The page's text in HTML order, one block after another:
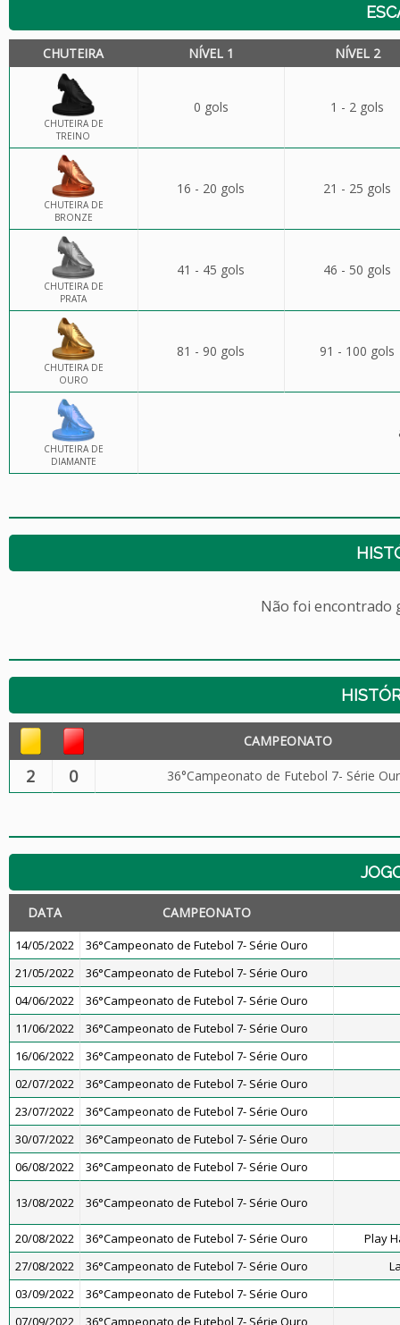
CHUTEIRA NÍVEL 1 NÍVEL 2
CHUTEIRA DE
TREINO
0 gols 1 - 2 gols
CHUTEIRA DE
BRONZE
16 - 20 gols 21 - 25 gols
CHUTEIRA DE
PRATA
41 - 45 gols 46 - 50 gols
CHUTEIRA DE
OURO
81 - 90 gols 91 - 100 gols
CHUTEIRA DE
DIAMANTE
Não foi encontrado
CAMPEONATO
2 0 36°Campeonato de Futebol 7- Série
DATA CAMPEONATO
14/05/2022
36°Campeonato de Futebol 7- Série Ouro
21/05/2022
36°Campeonato de Futebol 7- Série Ouro
04/06/2022
36°Campeonato de Futebol 7- Série Ouro
11/06/2022
36°Campeonato de Futebol 7- Série Ouro
16/06/2022
36°Campeonato de Futebol 7- Série Ouro
02/07/2022
36°Campeonato de Futebol 7- Série Ouro
23/07/2022
36°Campeonato de Futebol 7- Série Ouro
30/07/2022
36°Campeonato de Futebol 7- Série Ouro
06/08/2022
36°Campeonato de Futebol 7- Série Ouro
13/08/2022 36°Campeonato de Futebol 7- Série Ouro
20/08/2022 36°Campeonato de Futebol 7- Série Ouro
Play
27/08/2022
36°Campeonato de Futebol 7- Série Ouro
03/09/2022
36°Campeonato de Futebol 7- Série Ouro
07/09/2022
36°Campeonato de Futebol 7- Série Ouro